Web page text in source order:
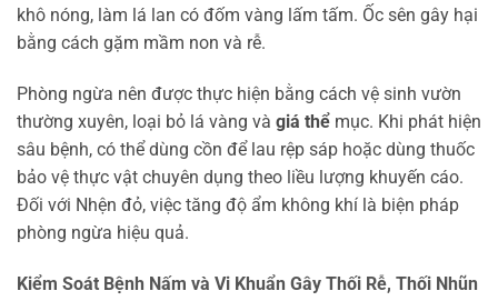
khô nóng, làm lá lan có đốm vàng lấm tấm. Ốc sên gây hại
bằng cách gặm mầm non và rễ.
Phòng ngừa nên được thực hiện bằng cách vệ sinh vườn
thường xuyên, loại bỏ lá vàng và giá thể mục. Khi phát hiện
sâu bệnh, có thể dùng cồn để lau rệp sáp hoặc dùng thuốc
bảo vệ thực vật chuyên dụng theo liều lượng khuyến cáo.
Đối với Nhện đỏ, việc tăng độ ẩm không khí là biện pháp
phòng ngừa hiệu quả.
Kiểm Soát Bệnh Nấm và Vi Khuẩn Gây Thối Rễ, Thối Nhũn